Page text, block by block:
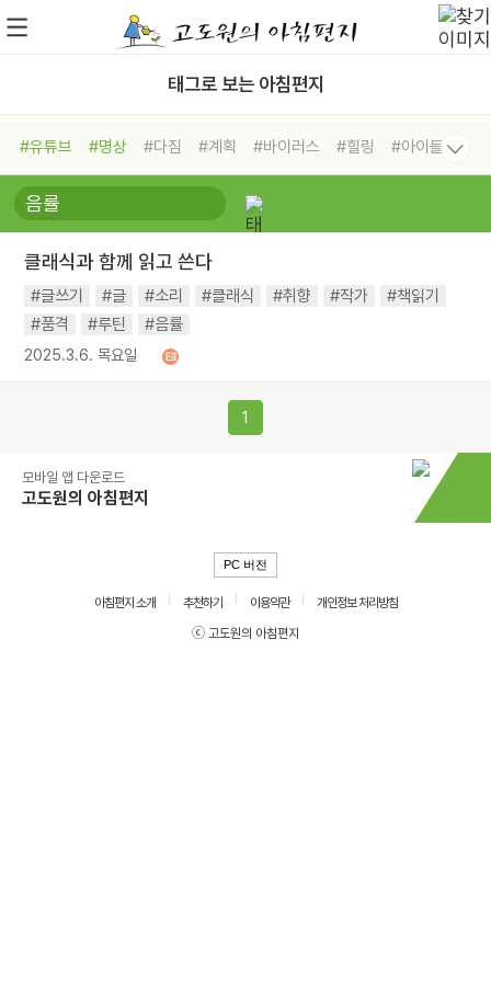
태그로 보는 아침편지
#유튜브 #명상 #다짐 #계획 #바이러스 #힐링
#아이들
#비전캠프
#독서캠프 #삶
#희망
#나눔 #친구 #링컨학교
#독서
#건강 #면역력
클래식과 함께 읽고 쓴다
#글쓰기 #글 #소리 #클래식 #취향 #작가
#책읽기
#품격
#루틴 #음률
2025.3.6. 목요일
1
모바일 앱 다운로드
고도원의 아침편지
PC 버전
아침편지 소개 추천하기 이용약관
개인정보 처리방침
ⓒ 고도원의 아침편지